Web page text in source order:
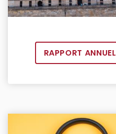
RAPPORT ANNUEL